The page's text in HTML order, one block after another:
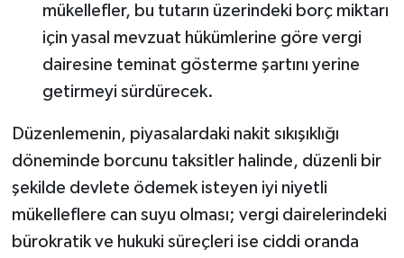
mükellefler, bu tutarın üzerindeki borç miktarı
için yasal mevzuat hükümlerine göre vergi
dairesine teminat gösterme şartını yerine
getirmeyi sürdürecek.
Düzenlemenin, piyasalardaki nakit sıkışıklığı
döneminde borcunu taksitler halinde, düzenli bir
şekilde devlete ödemek isteyen iyi niyetli
mükelleflere can suyu olması; vergi dairelerindeki
bürokratik ve hukuki süreçleri ise ciddi oranda